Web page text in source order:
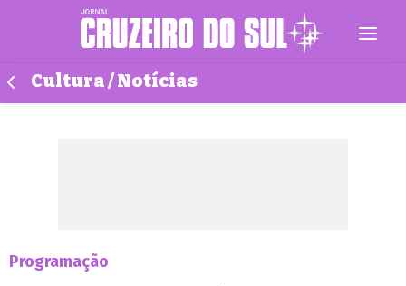
Cultura / Notícias
Programação